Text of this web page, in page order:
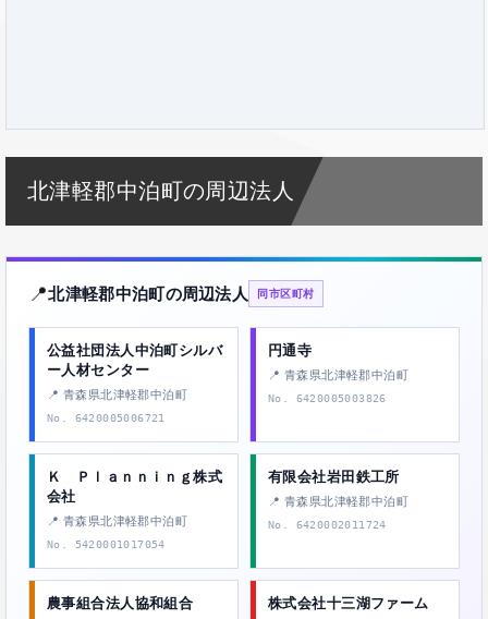
北津軽郡中泊町の周辺法人
📍北津軽郡中泊町の周辺法人 同市区町村
公益社団法人中泊町シルバ
ー人材センター
📍 青森県北津軽郡中泊町
No. 6420005006721
円通寺
📍 青森県北津軽郡中泊町
No. 6420005003826
Ｋ Ｐｌａｎｎｉｎｇ株式
会社
📍 青森県北津軽郡中泊町
No. 5420001017054
有限会社岩田鉄工所
📍 青森県北津軽郡中泊町
No. 6420002011724
農事組合法人協和組合 株式会社十三湖ファーム